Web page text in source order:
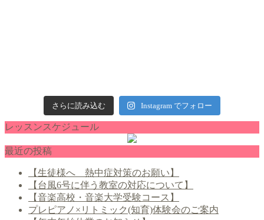
さらに読み込む Instagram でフォロー
レッスンスケジュール
最近の投稿
【生徒様へ 熱中症対策のお願い】
【台風6号に伴う教室の対応について】
【音楽高校・音楽大学受験コース】
プレピアノ×リトミック(知育)体験会のご案内